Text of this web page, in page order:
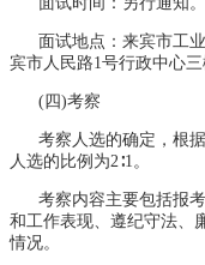
面试地点：来宾市工
宾市人民路1号行政中心三
(四)考察
考察人选的确定，根
人选的比例为2∶1。
考察内容主要包括报
和工作表现、遵纪守法、
情况。